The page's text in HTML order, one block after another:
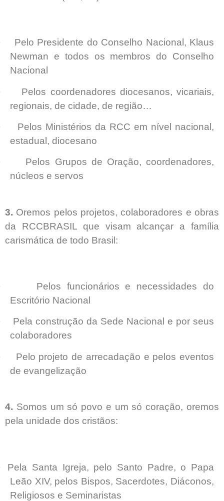
Pelo Presidente do Conselho Nacional, Klaus
Newman e todos os membros do Conselho
Nacional
Pelos coordenadores diocesanos, vicariais,
regionais, de cidade, de região…
Pelos Ministérios da RCC em nível nacional,
estadual, diocesano
Pelos Grupos de Oração, coordenadores,
núcleos e servos
3. Oremos pelos projetos, colaboradores e obras
da RCCBRASIL que visam alcançar a família
carismática de todo Brasil:
Pelos funcionários e necessidades do
Escritório Nacional
Pela construção da Sede Nacional e por seus
colaboradores
Pelo projeto de arrecadação e pelos eventos
de evangelização
4. Somos um só povo e um só coração, oremos
pela unidade dos cristãos:
Pela Santa Igreja, pelo Santo Padre, o Papa
Leão XIV, pelos Bispos, Sacerdotes, Diáconos,
Religiosos e Seminaristas